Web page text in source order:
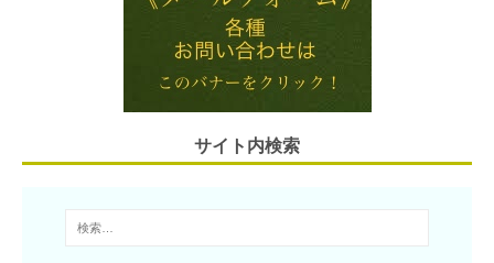
a
t
e
r o
サイト内検索